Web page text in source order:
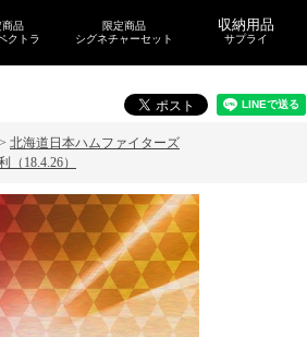
商品
クトラ
限定商品
シグネチャーセット
収納用品
サプライ
> 北海道日本ハムファイターズ
（18.4.26）